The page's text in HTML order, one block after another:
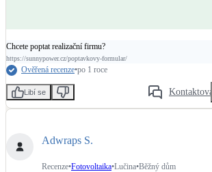
Chcete poptat realizační firmu?
https://sunnypower.cz/poptavkovy-formular/
Ověřená recenze•po 1 roce
Libí se Kontaktovat
Adwraps S.
Recenze•Fotovoltaika•Lučina•Běžný dům